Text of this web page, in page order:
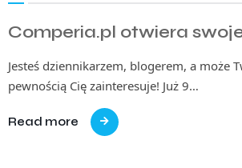
Comperia.pl otwiera
Jesteś dziennikarzem, blogerem, a może
pewnością Cię zainteresuje! Już 9…
Read more